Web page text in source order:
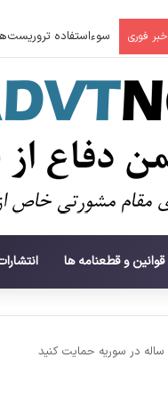
خبر فوری سوءاستفاده
قوانین و قطعنامه ها